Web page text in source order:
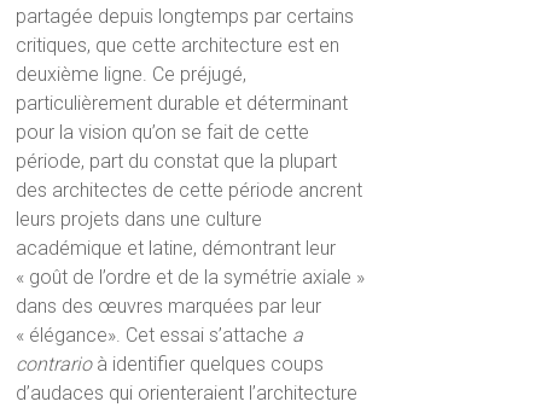
partagée depuis longtemps par certains
critiques, que cette architecture est en
deuxième ligne. Ce préjugé,
particulièrement durable et déterminant
pour la vision qu’on se fait de cette
période, part du constat que la plupart
des architectes de cette période ancrent
leurs projets dans une culture
académique et latine, démontrant leur
« goût de l’ordre et de la symétrie axiale »
dans des œuvres marquées par leur
« élégance». Cet essai s’attache a
contrarioà identifier quelques coups
d’audaces qui orienteraient l’architecture